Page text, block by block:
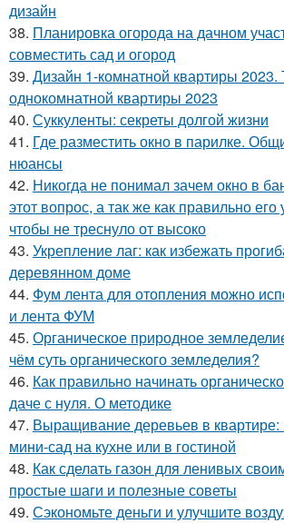
дизайн
38. Планировка огорода на дачном
совместить сад и огород
39. Дизайн 1-комнатной квартиры
однокомнатной квартиры 2023
40. Суккуленты: секреты долгой жизни
41. Где разместить окно в парилке.
нюансы
42. Никогда не понимал зачем окно в
этот вопрос, а так же как правильно его
чтобы не треснуло от высоко
43. Укрепление лаг: как избежать
деревянном доме
44. Фум лента для отопления можно
и лента ФУМ
45. Органическое природное
чём суть органического земледелия?
46. Как правильно начинать
даче с нуля. О методике
47. Выращивание деревьев в квартире:
мини-сад на кухне или в гостиной
48. Как сделать газон для ленивых
простые шаги и полезные советы
49. Сэкономьте деньги и улучшите